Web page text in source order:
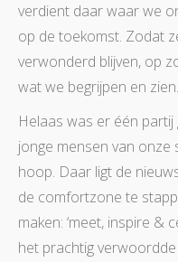
verdient daar waar we
op de toekomst. Zodat
verwonderd blijven, op
wat we begrijpen en zien.
Helaas was er één
jonge mensen van onze
hoop. Daar ligt de
de comfortzone te
maken: ‘meet, inspire &
het prachtig